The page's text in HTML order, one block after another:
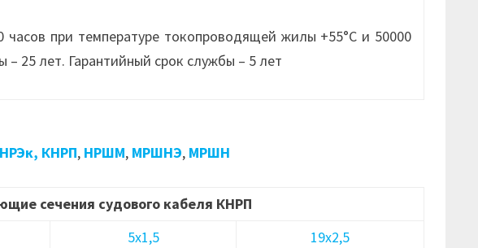
при температуре токопроводящей жилы +55°С и 50000
25 лет. Гарантийный срок службы – 5 лет
КНРП, НРШМ, МРШНЭ, МРШН
сечения судового кабеля КНРП
5х1,5
19х2,5